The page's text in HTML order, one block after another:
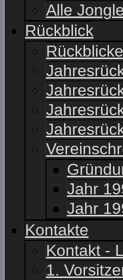
Alle
Rückblick
Jahr
Jahr
Kontakte
Kontakt -
1.